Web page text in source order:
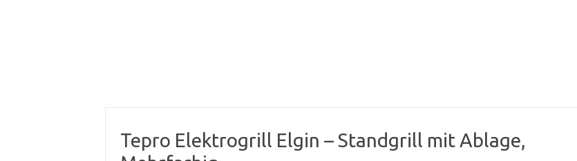
Tepro Elektrogrill Elgin – Standgrill mit Ablage,